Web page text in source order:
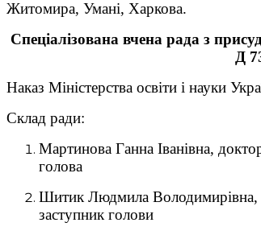
Житомира, Умані, Харкова.
Спеціалізована вчена рада з
Д
Наказ Міністерства освіти і науки
Склад ради:
Мартинова Ганна Іванівна,
голова
Шитик Людмила Володимирівна,
заступник голови